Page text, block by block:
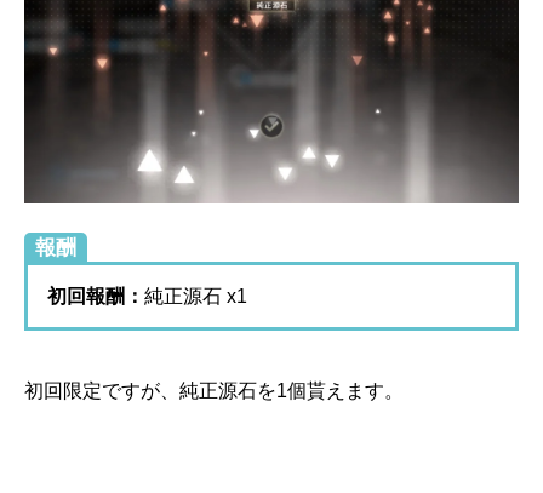
報酬
初回報酬： 純正源石 x1
初回限定ですが、純正源石を1個貰えます。